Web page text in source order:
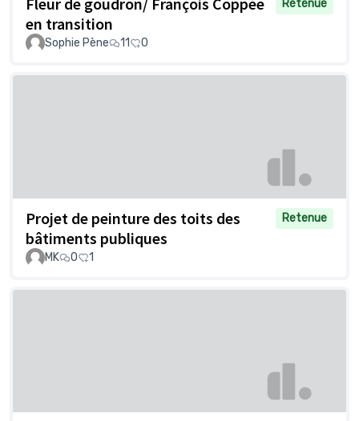
en transition
Retenue
Sophie Pène 11 0
Projet de peinture des toits des
bâtiments publiques
Retenue
MK 0 1